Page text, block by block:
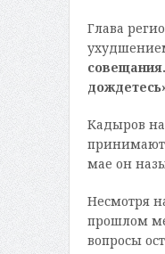
Глава
Кадыров
мае он
Несмотря
прошлом
вопросы